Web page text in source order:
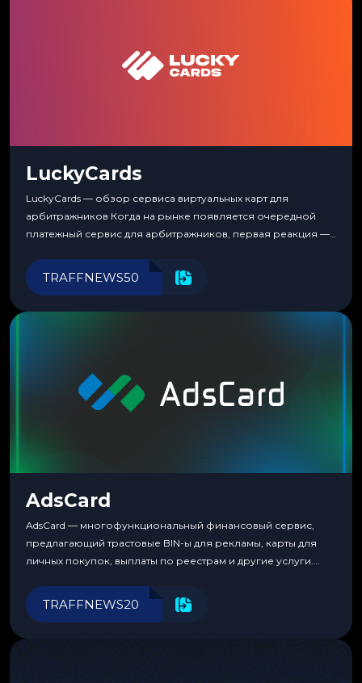
LuckyCards
LuckyCards — обзор сервиса виртуальных карт для
арбитражников Когда на рынке появляется очередной
платежный сервис для арбитражников, первая реакция —
перестаешь воспринимать всерьез любой новый продукт,
пока тот не докажет обратное делом. LuckyCards — история
TRAFFNEWS50
AdsCard
AdsCard — многофункциональный финансовый сервис,
предлагающий трастовые BIN-ы для рекламы, карты для
личных покупок, выплаты по реестрам и другие услуги.
инструменты для управления финансами.
TRAFFNEWS20